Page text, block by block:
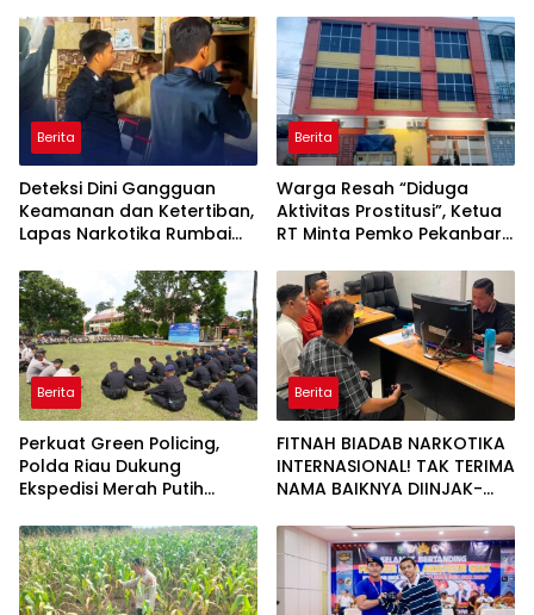
Berita
Deteksi Dini Gangguan
Keamanan dan Ketertiban,
Lapas Narkotika Rumbai
Hunian
Berita
Warga Resah “Diduga
Aktivitas Prostitusi”, Ketua
RT Minta Pemko Pekanbaru
Aktivitas Z Homestay di
Jalan Tanjung Datuk
Berita
Perkuat Green Policing,
Polda Riau Dukung
Ekspedisi Merah Putih
Penanaman Mangrove
Berita
FITNAH BIADAB NARKOTIKA
INTERNASIONAL! TAK TERIMA
NAMA BAIKNYA DIINJAK-
DECLARE WAR: SIAP Bantai
DAN SERET AKUN PEMBUNUH
KARAKTER KE PENJARA
POLDA KEPRI!